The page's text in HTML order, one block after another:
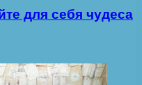
для себя чудеса